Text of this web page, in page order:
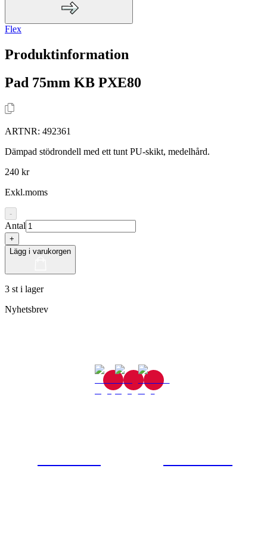
Flex
Produktinformation
Pad 75mm KB PXE80
ARTNR: 492361
Dämpad stödrondell med ett tunt PU-skikt, medelhård.
240 kr
Exkl.moms
-
Antal
+
Lägg i varukorgen
3 st i lager
Nyhetsbrev